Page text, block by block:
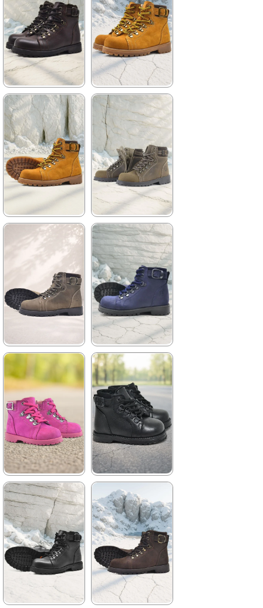
%42İndirim
Ücretsiz
Kargo
4.629,90 ₺
%42İndirim
Ücretsiz
Kargo
★ ★ ★ ★ ★
2.259,90 ₺
3.879,90 ₺
%42İndirim
Ücretsiz
Kargo
★ ★ ★
2.259,90 ₺
3.879,90 ₺
%42İndirim
Ücretsiz
Kargo
★
%42İndirim
Ücretsiz
Kargo
★ ★ ★ ★ ★
2.259,90 ₺
3.879,90 ₺
%42İndirim
Ücretsiz
Kargo
★
2.699,90 ₺
4.629,90 ₺
%42İndirim
Ücretsiz
Kargo
★ ★ ★
2.259,90 ₺
3.879,90 ₺
%42İndirim
Ücretsiz
Kargo
★ ★ ★ ★
2.049,90 ₺
3.519,90 ₺
%42İndirim
Ücretsiz
Kargo
★ ★ ★
2.049,90 ₺
3.519,90 ₺
%42İndirim
Ücretsiz
Kargo